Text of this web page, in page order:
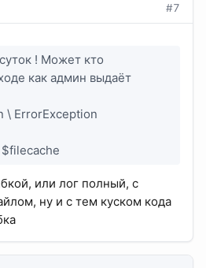
#7
! Может кто
как админ выдаёт
\ ErrorException
или лог полный, с
ну и с тем куском кода